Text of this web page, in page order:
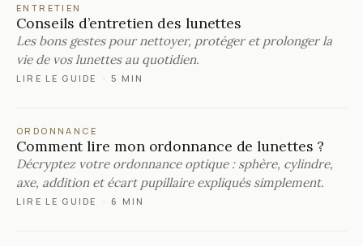
ENTRETIEN
Conseils d’entretien des lunettes
Les bons gestes pour nettoyer, protéger et prolonger la
vie de vos lunettes au quotidien.
LIRE LE GUIDE · 5 MIN
ORDONNANCE
Comment lire mon ordonnance de lunettes ?
Décryptez votre ordonnance optique : sphère, cylindre,
axe, addition et écart pupillaire expliqués simplement.
LIRE LE GUIDE · 6 MIN